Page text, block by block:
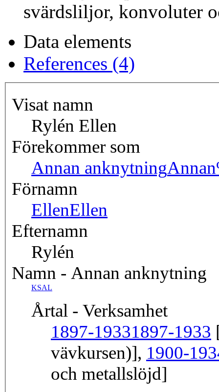
svärdsliljor, konvoluter
Data elements
References (4)
Visat namn
Rylén Ellen
Förekommer som
Annan anknytning
Förnamn
EllenEllen
Efternamn
Rylén
Namn - Annan anknytning
KSAL
Årtal - Verksamhet
1897-19331897-1933
vävkursen)], 1900-
och metallslöjd]